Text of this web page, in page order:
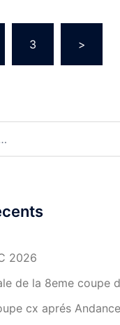
3 >
2026
de la 8eme coupe
cx aprés